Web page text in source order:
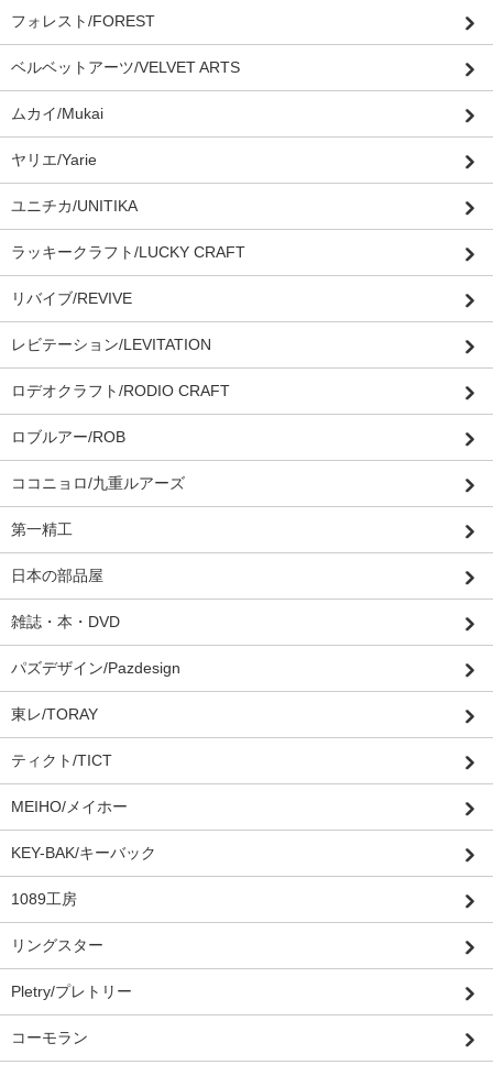
フォレスト/FOREST
ベルベットアーツ/VELVET ARTS
ムカイ/Mukai
ヤリエ/Yarie
ユニチカ/UNITIKA
ラッキークラフト/LUCKY CRAFT
リバイブ/REVIVE
レビテーション/LEVITATION
ロデオクラフト/RODIO CRAFT
ロブルアー/ROB
ココニョロ/九重ルアーズ
第一精工
日本の部品屋
雑誌・本・DVD
パズデザイン/Pazdesign
東レ/TORAY
ティクト/TICT
MEIHO/メイホー
KEY-BAK/キーバック
1089工房
リングスター
Pletry/プレトリー
コーモラン